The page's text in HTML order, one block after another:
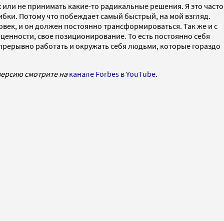
не принимать какие-то радикальные решения. Я это часто
Потому что побеждает самый быстрый, на мой взгляд.
и он должен постоянно трансформироваться. Так же и с
свое позиционирование. То есть постоянно себя
работать и окружать себя людьми, которые гораздо
смотрите наканале Forbes в YouTube.